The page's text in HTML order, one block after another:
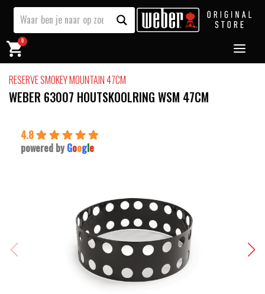
0
RESERVE SMOKEY MOUNTAIN 47CM
WEBER 63007 HOUTSKOOLRING WSM 47CM
4.8
powered by Google